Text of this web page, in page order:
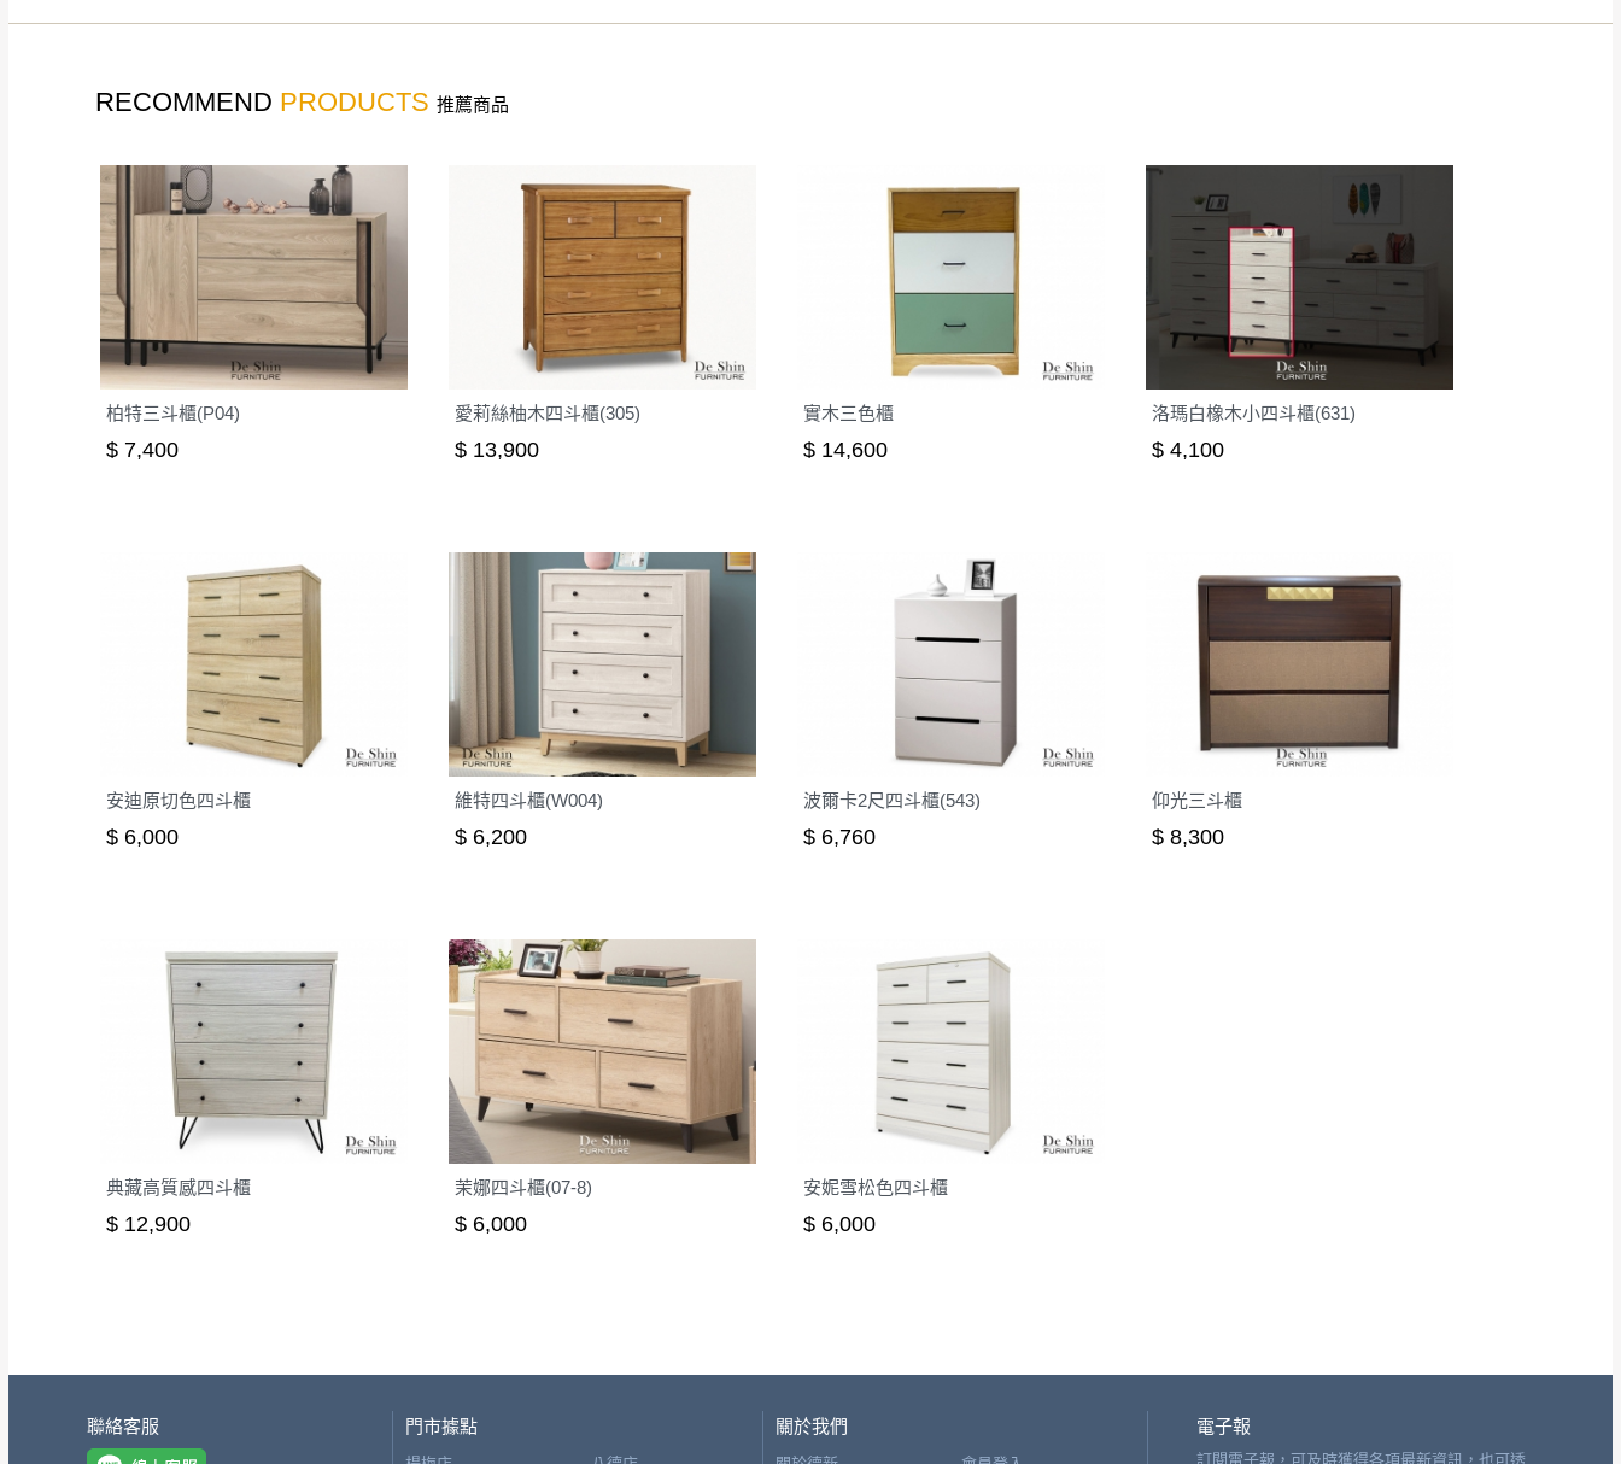
RECOMMEND PRODUCTS 推薦商品
柏特三斗櫃(P04)
$ 7,400
愛莉絲柚木四斗櫃(305)
$ 13,900
實木三色櫃
$ 14,600
洛瑪白橡木小四斗櫃(631)
$ 4,100
安迪原切色四斗櫃
$ 6,000
維特四斗櫃(W004)
$ 6,200
波爾卡2尺四斗櫃(543)
$ 6,760
仰光三斗櫃
$ 8,300
典藏高質感四斗櫃
$ 12,900
茉娜四斗櫃(07-8)
$ 6,000
安妮雪松色四斗櫃
$ 6,000
聯絡客服 門市據點 關於我們 電子報
訂閱電子報，可及時獲得各項最新資訊，也可透